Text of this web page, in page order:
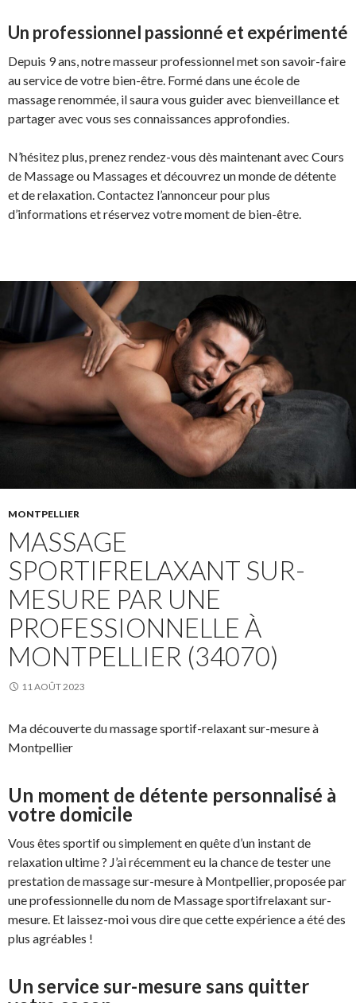
Un professionnel passionné et expérimenté
Depuis 9 ans, notre masseur professionnel met son savoir-faire
au service de votre bien-être. Formé dans une école de
massage renommée, il saura vous guider avec bienveillance et
partager avec vous ses connaissances approfondies.
N’hésitez plus, prenez rendez-vous dès maintenant avec Cours
de Massage ou Massages et découvrez un monde de détente
et de relaxation. Contactez l’annonceur pour plus
d’informations et réservez votre moment de bien-être.
MONTPELLIER
MASSAGE
SPORTIFRELAXANT SUR-
MESURE PAR UNE
PROFESSIONNELLE À
MONTPELLIER (34070)
11 AOÛT 2023
Ma découverte du massage sportif-relaxant sur-mesure à
Montpellier
Un moment de détente personnalisé à
votre domicile
Vous êtes sportif ou simplement en quête d’un instant de
relaxation ultime ? J’ai récemment eu la chance de tester une
prestation de massage sur-mesure à Montpellier, proposée par
une professionnelle du nom de Massage sportifrelaxant sur-
mesure. Et laissez-moi vous dire que cette expérience a été des
plus agréables !
Un service sur-mesure sans quitter